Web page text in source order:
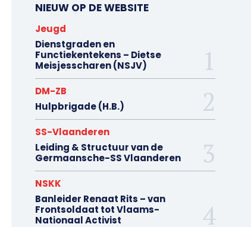
NIEUW OP DE WEBSITE
Jeugd
Dienstgraden en
Functiekentekens – Dietse
Meisjesscharen (NSJV)
DM-ZB
Hulpbrigade (H.B.)
SS-Vlaanderen
Leiding & Structuur van de
Germaansche-SS Vlaanderen
NSKK
Banleider Renaat Rits – van
Frontsoldaat tot Vlaams-
Nationaal Activist